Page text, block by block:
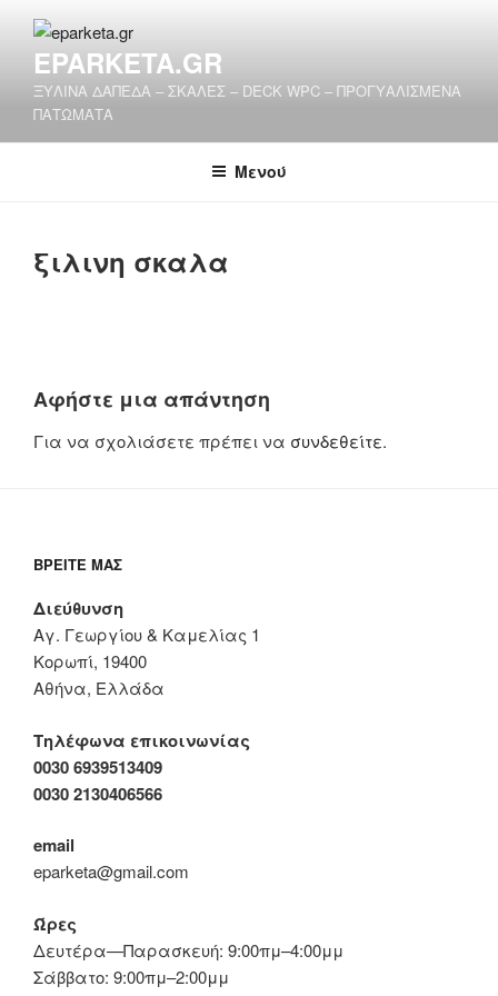
περιεχόμενο
EPARKETA.GR
ΞΥΛΙΝΑ ΔΑΠΕΔΑ – ΣΚΑΛΕΣ – DECK WPC – ΠΡΟΓΥΑΛΙΣΜΕΝΑ
ΠΑΤΩΜΑΤΑ
Μενού
ξιλινη σκαλα
Αφήστε μια απάντηση
Για να σχολιάσετε πρέπει να συνδεθείτε.
ΒΡΕΊΤΕ ΜΑΣ
Διεύθυνση
Αγ. Γεωργίου & Καμελίας 1
Κορωπί, 19400
Αθήνα, Ελλάδα
Τηλέφωνα επικοινωνίας
0030 6939513409
0030 2130406566
email
eparketa@gmail.com
Ώρες
Δευτέρα—Παρασκευή: 9:00πμ–4:00μμ
Σάββατο: 9:00πμ–2:00μμ